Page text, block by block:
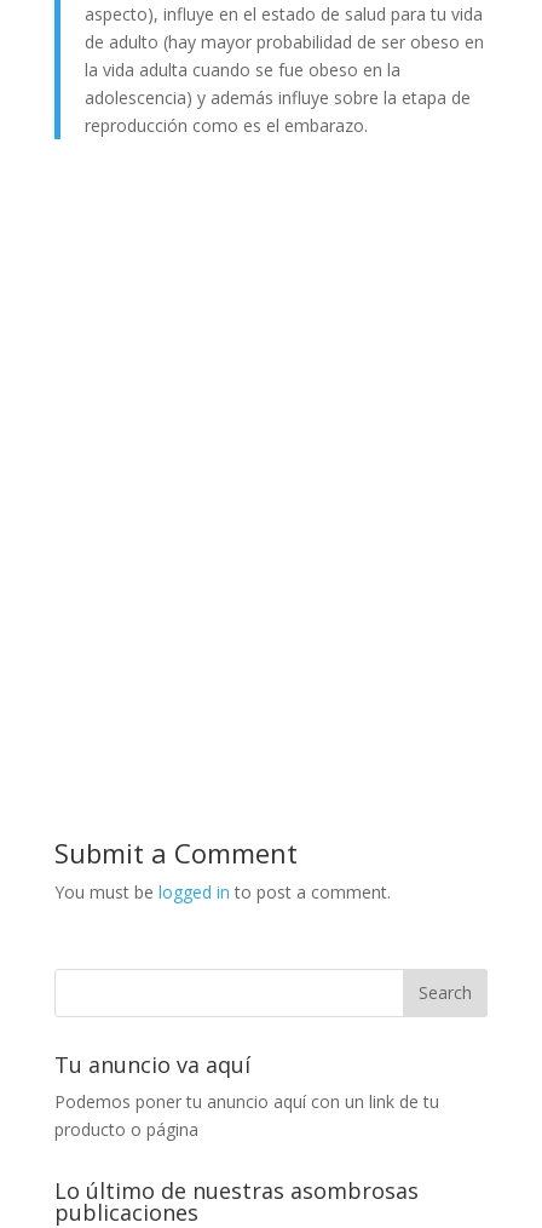
aspecto), influye en el estado de salud para tu vida
de adulto (hay mayor probabilidad de ser obeso en
la vida adulta cuando se fue obeso en la
adolescencia) y además influye sobre la etapa de
reproducción como es el embarazo.
Submit a Comment
You must be logged in to post a comment.
Tu anuncio va aquí
Podemos poner tu anuncio aquí con un link de tu
producto o página
Lo último de nuestras asombrosas
publicaciones